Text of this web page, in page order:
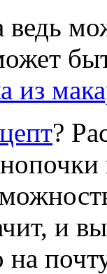
ведь
из
?
и